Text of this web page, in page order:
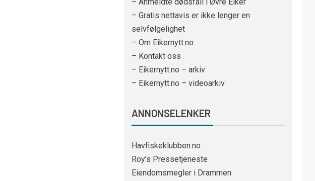
– Gratis nettavis er ikke lenger en
selvfølgelighet
– Om Eikernytt.no
– Kontakt oss
– Eikernytt.no – arkiv
– Eikernytt.no – videoarkiv
ANNONSELENKER
Havfiskeklubben.no
Roy’s Pressetjeneste
Eiendomsmegler i Drammen